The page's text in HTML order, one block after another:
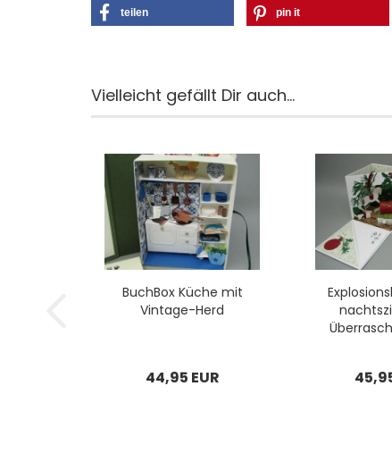
teilen pin it
Vielleicht gefällt Dir auch...
Buch­Box Küche mit
Vintage-​​Herd
44,95 EUR